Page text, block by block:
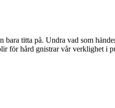
titta på. Undra vad som
för hård gnistrar vår verklighet i